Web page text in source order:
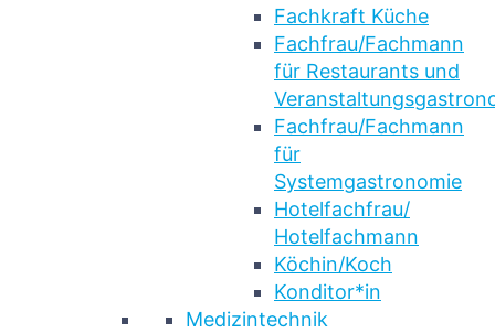
Fachkraft Küche
Fachfrau/Fachmann
für Restaurants und
Fachfrau/Fachmann
für
Systemgastronomie
Hotelfachfrau/
Hotelfachmann
Köchin/Koch
Konditor*in
Medizintechnik